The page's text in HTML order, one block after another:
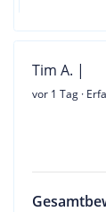
Tim A. |
vor 1 Tag ·